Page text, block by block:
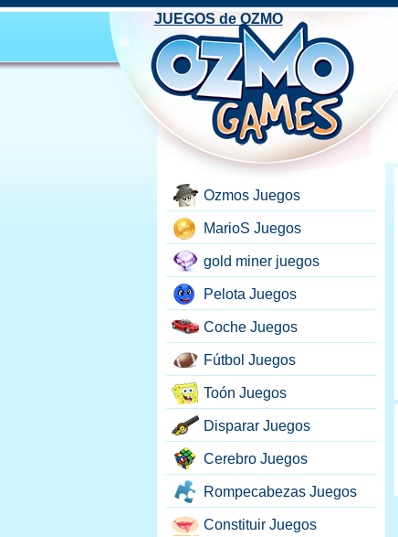
Ozmos Juegos
MarioS Juegos
gold miner juegos
Pelota Juegos
Coche Juegos
Fútbol Juegos
Toón Juegos
Disparar Juegos
Cerebro Juegos
Rompecabezas Juegos
Constituir Juegos
JUEGOS de OZMO